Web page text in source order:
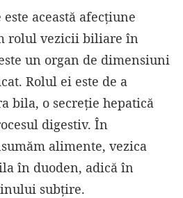
această afecțiune
rolul vezicii biliare în
un organ de dimensiuni
Rolul ei este de a
bila, o secreție hepatică
digestiv. În
alimente, vezica
în duoden, adică în
subțire.